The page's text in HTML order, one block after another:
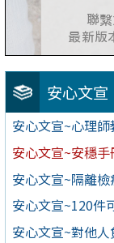
安心文宣
安心文宣~心理
安心文宣~安穩手
安心文宣~隔離
安心文宣~120件
安心文宣~對他